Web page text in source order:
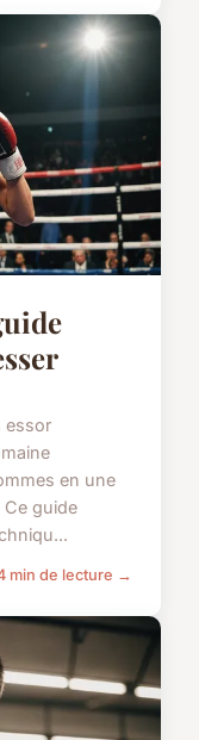
essor
en une
guide
min de lecture →